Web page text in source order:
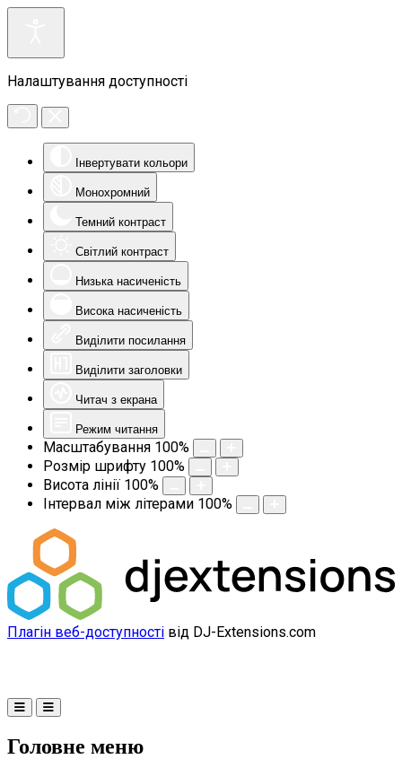
Налаштування доступності
Інвертувати кольори
Монохромний
Темний контраст
Світлий контраст
Низька насиченість
Висока насиченість
Виділити посилання
Виділити заголовки
Читач з екрана
Режим читання
Масштабування 100%
Розмір шрифту 100%
Висота лінії 100%
Інтервал між літерами 100%
Плагін веб-доступності від DJ-Extensions.com
Головне меню